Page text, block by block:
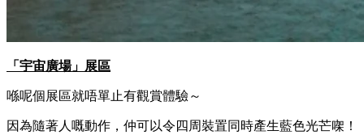
「宇宙廣場」展區
喺呢個展區就唔單止有觀賞體驗～
因為隨著人嘅動作，仲可以令四周裝置同時產生藍色光芒㗎！